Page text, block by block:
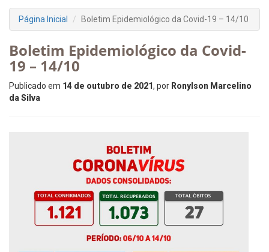
Página Inicial Boletim Epidemiológico da Covid-19 – 14/10
Boletim Epidemiológico da Covid-
19 – 14/10
Publicado em 14 de outubro de 2021, por Ronylson Marcelino
da Silva